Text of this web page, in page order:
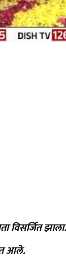
विसर्जित झाला.
आले.